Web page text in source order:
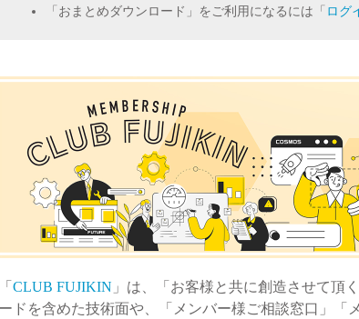
画一覧
と継手のきほん
・講習会
「おまとめダウンロード」をご利用になるには「 ログ
「 CLUB FUJIKIN 」は、「お客様と共に創造させて頂
ードを含めた技術面や、「メンバー様ご相談窓口」「